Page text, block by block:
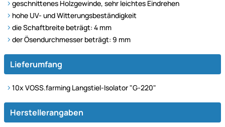
geschnittenes Holzgewinde, sehr leichtes Eindrehen
hohe UV- und Witterungsbeständigkeit
die Schaftbreite beträgt: 4 mm
der Ösendurchmesser beträgt: 9 mm
Lieferumfang
10x VOSS.farming Langstiel-Isolator "G-220"
Herstellerangaben